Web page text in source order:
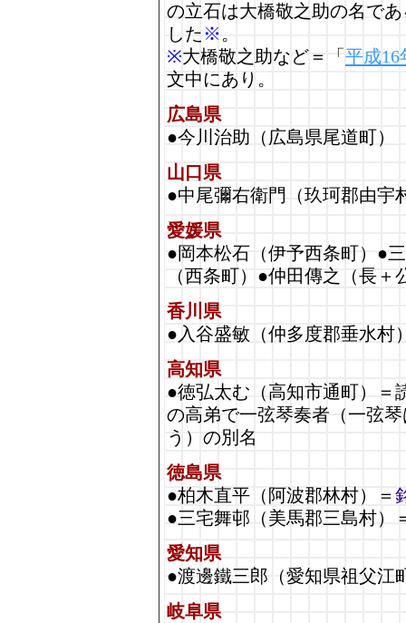
の立石は大橋敬之助の名で
した※ 。
※大橋敬之助など＝「 平成
文中にあり。
広島県
●今川治助（広島県尾道町）
山口県
●中尾彌右衛門（玖珂郡由宇
愛媛県
●岡本松石（伊予西条町）●
（西条町）●仲田傳之（長
香川県
●入谷盛敏（仲多度郡垂水村
高知県
●徳弘太む（高知市通町）＝
の高弟で一弦琴奏者（一弦
う）の別名
徳島県
●柏木直平（阿波郡林村）＝
●三宅舞邨（美馬郡三島村）
愛知県
●渡邊鐵三郎（愛知県祖父江
岐阜県